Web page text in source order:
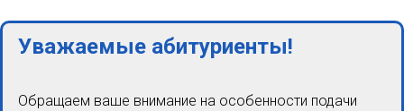
Уважаемые абитуриенты!
Обращаем ваше внимание на особенности подачи